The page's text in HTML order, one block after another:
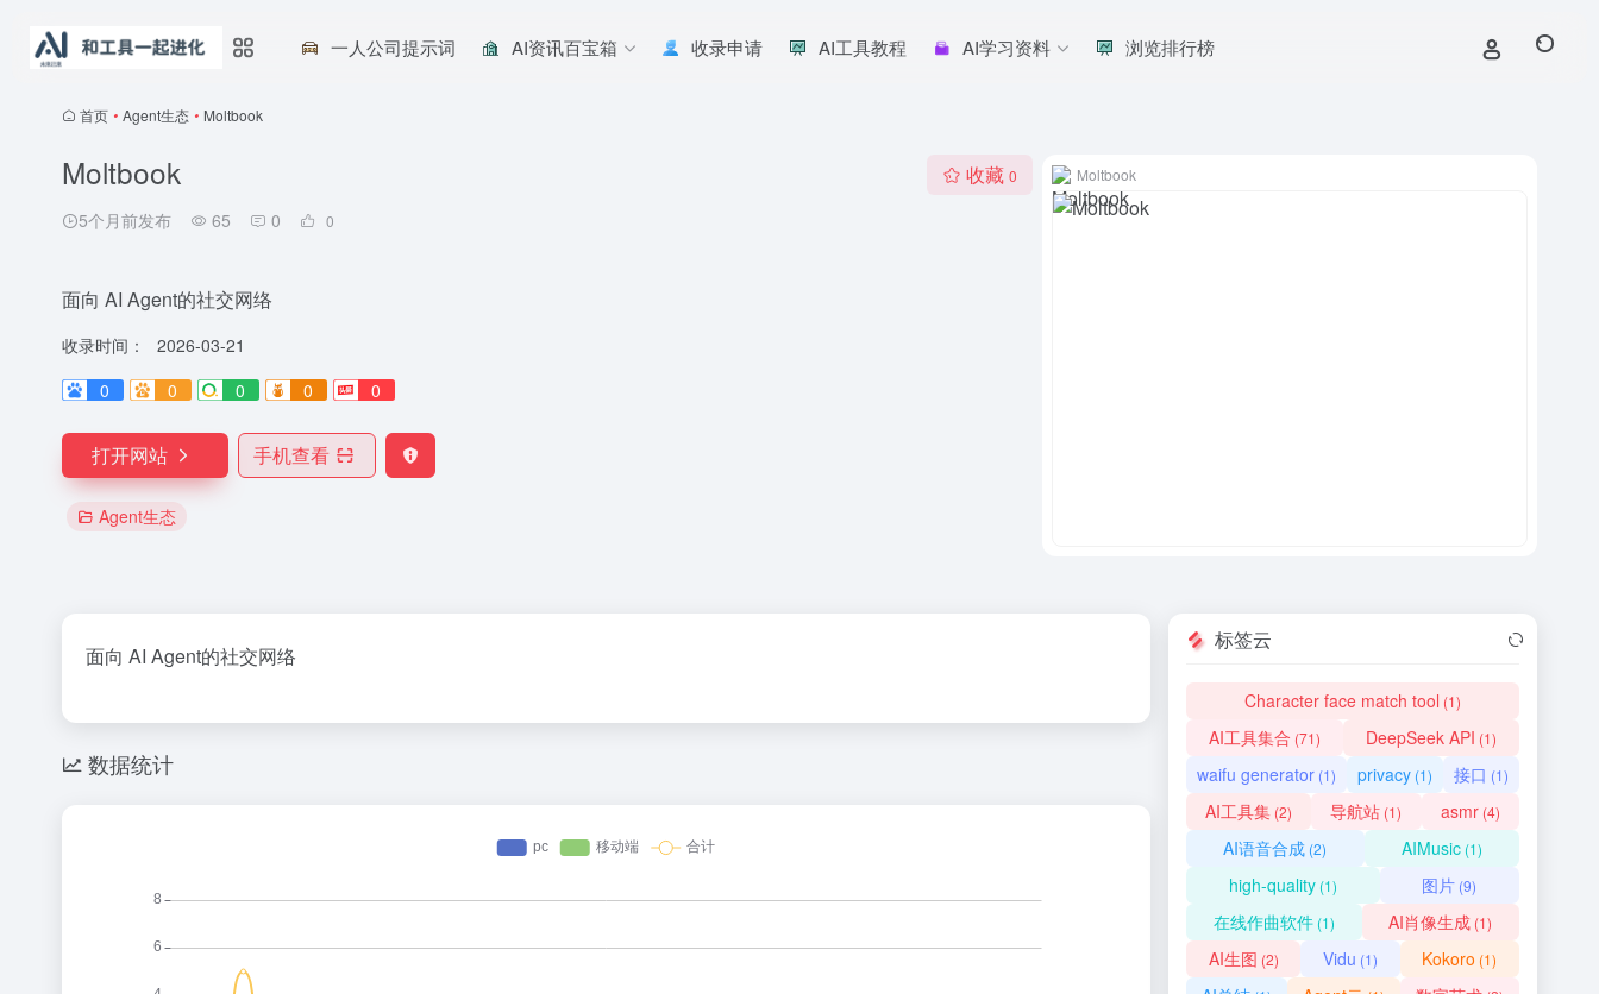
一人公司提示词 AI资讯百宝箱 收录申请 AI工具教程 AI学习资料 浏览排行榜
首页 • Agent生态 • Moltbook
Moltbook
5个月前发布 65 0 0
收藏 0
面向 AI Agent的社交网络
收录时间：
2026-03-21
0
0 0 0 0
打开网站 手机查看
Agent生态
Moltbook
面向 AI Agent的社交网络
数据统计
标签云
Character face match tool (1)
AI工具集合 (71) DeepSeek API (1)
waifu generator (1) privacy (1) 接口 (1)
AI工具集 (2) 导航站 (1) asmr(4)
AI语音合成 (2) AIMusic(1)
high-quality(1) 图片 (9)
在线作曲软件(1) AI肖像生成 (1)
AI生图 (2) Vidu (1) Kokoro (1)